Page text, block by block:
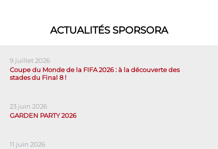
ACTUALITÉS SPORSORA
9 juillet 2026
Coupe du Monde de la FIFA 2026 : à la découverte des
stades du Final 8 !
23 juin 2026
GARDEN PARTY 2026
11 juin 2026